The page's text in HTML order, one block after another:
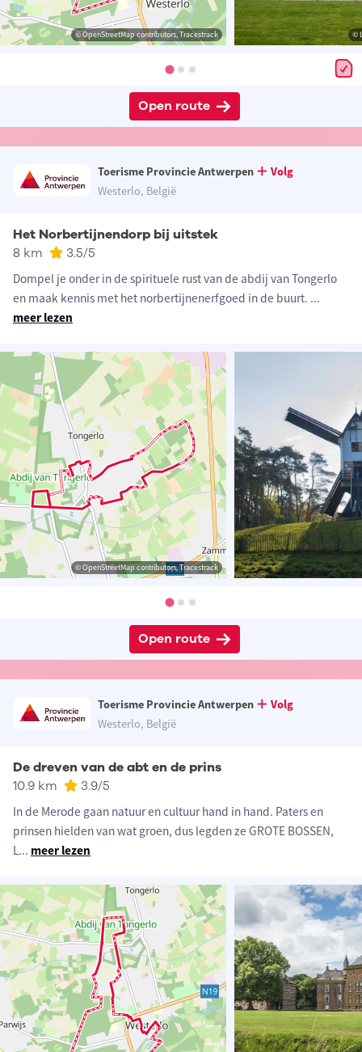
© OpenStreetMap contributors, Tracestrack ©
Open route
Toerisme Provincie Antwerpen
Volg
Westerlo, België
Het Norbertijnendorp bij uitstek
8 km 3.5/5
Dompel je onder in de spirituele rust van de abdij van Tongerlo
en maak kennis met het norbertijnenerfgoed in de buurt. ...
meer lezen
© OpenStreetMap contributors, Tracestrack
Open route
Toerisme Provincie Antwerpen
Volg
Westerlo, België
De dreven van de abt en de prins
10.9 km 3.9/5
In de Merode gaan natuur en cultuur hand in hand. Paters en
prinsen hielden van wat groen, dus legden ze GROTE BOSSEN,
L... meer lezen